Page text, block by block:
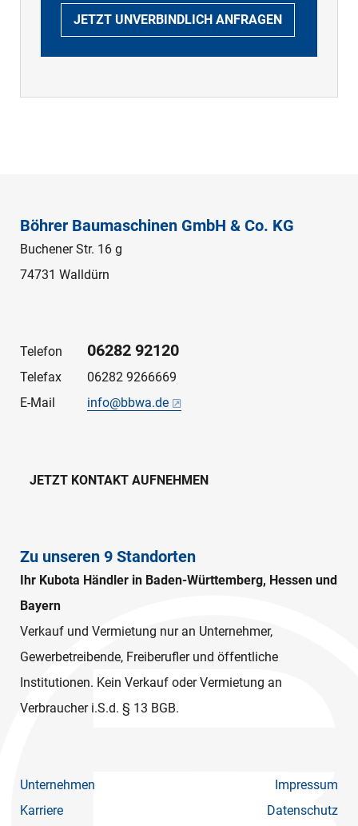
JETZT UNVERBINDLICH ANFRAGEN
Böhrer Baumaschinen GmbH & Co. KG
Buchener Str. 16 g
74731 Walldürn
Telefon 06282 92120
Telefax
06282 9266669
E-Mail
info@bbwa.de
JETZT KONTAKT AUFNEHMEN
Zu unseren 9 Standorten
Ihr Kubota Händler in Baden-Württemberg, Hessen und
Bayern
Verkauf und Vermietung nur an Unternehmer,
Gewerbetreibende, Freiberufler und öffentliche
Institutionen. Kein Verkauf oder Vermietung an
Verbraucher i.S.d. § 13 BGB.
Unternehmen
Karriere
Impressum
Datenschutz